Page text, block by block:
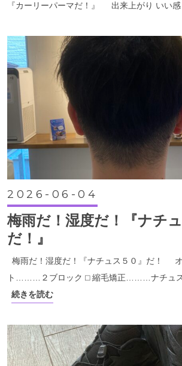
『カーリーパーマだ！』 出来上がり いい感
2026-06-04
梅雨だ！湿度だ！『ナチ
だ！』
梅雨だ！湿度だ！『ナチュス５０』だ！
ト………２ブロック ⬜︎ 縮毛矯正………ナチュ
続きを読む